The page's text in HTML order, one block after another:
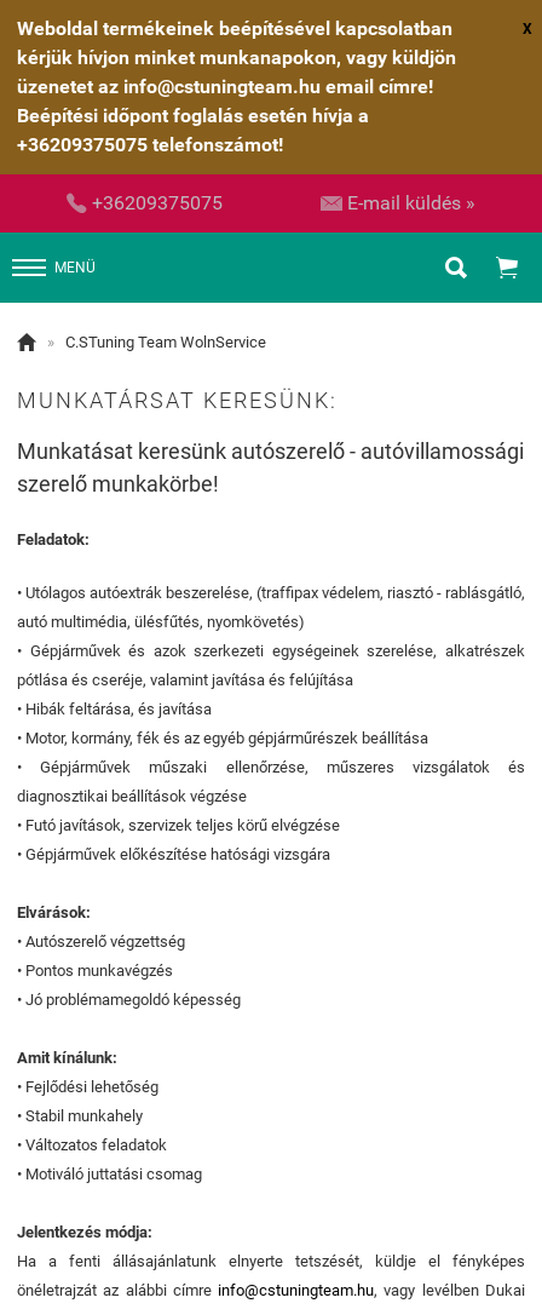
Weboldal termékeinek beépítésével kapcsolatban
kérjük hívjon minket munkanapokon, vagy küldjön
üzenetet az info@cstuningteam.hu email címre!
Beépítési időpont foglalás esetén hívja a
+36209375075 telefonszámot!
X
 +36209375075  E-mail küldés »
MENÜ  
 » C.STuning Team WolnService
MUNKATÁRSAT KERESÜNK:
Munkatásat keresünk autószerelő - autóvillamossági
szerelő munkakörbe!
Feladatok:
• Utólagos autóextrák beszerelése, (traffipax védelem, riasztó - rablásgátló,
autó multimédia, ülésfűtés, nyomkövetés)
• Gépjárművek és azok szerkezeti egységeinek szerelése, alkatrészek
pótlása és cseréje, valamint javítása és felújítása
• Hibák feltárása, és javítása
• Motor, kormány, fék és az egyéb gépjárműrészek beállítása
• Gépjárművek műszaki ellenőrzése, műszeres vizsgálatok és
diagnosztikai beállítások végzése
• Futó javítások, szervizek teljes körű elvégzése
• Gépjárművek előkészítése hatósági vizsgára
Elvárások:
• Autószerelő végzettség
• Pontos munkavégzés
• Jó problémamegoldó képesség
Amit kínálunk:
• Fejlődési lehetőség
• Stabil munkahely
• Változatos feladatok
• Motiváló juttatási csomag
Jelentkezés módja:
Ha a fenti állásajánlatunk elnyerte tetszését, küldje el fényképes
önéletrajzát az alábbi címre info@cstuningteam.hu, vagy levélben Dukai